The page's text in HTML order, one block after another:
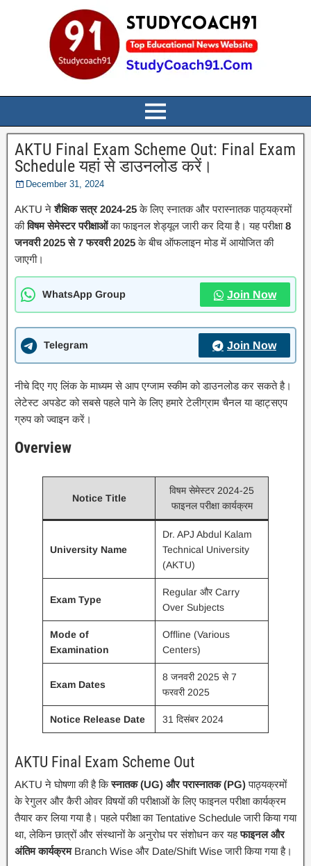
AKTU Final Exam Scheme Out: Final Exam
Schedule यहां से डाउनलोड करें।
December 31, 2024
AKTU नेशैक्षिक सत्र 2024-25के लिए स्नातक और परास्नातक पाठ्यक्रमों
कीविषम सेमेस्टर परीक्षाओंका फाइनल शेड्यूल जारी कर दिया है। यह परीक्षा8
जनवरी 2025 से 7 फरवरी 2025के बीच ऑफलाइन मोड में आयोजित की
जाएगी।
WhatsApp Group Join Now
Telegram Join Now
नीचे दिए गए लिंक के माध्यम से आप एग्जाम स्कीम को डाउनलोड कर सकते है।
लेटेस्ट अपडेट को सबसे पहले पाने के लिए हमारे टेलीग्राम चैनल या व्हाट्सएप
ग्रुप को ज्वाइन करें।
Overview
Notice Title
विषम सेमेस्टर 2024-25
फाइनल परीक्षा कार्यक्रम
University Name
Dr. APJ Abdul Kalam
Technical University
(AKTU)
Exam Type
Regular और Carry
Over Subjects
Mode of
Examination
Offline (Various
Centers)
Exam Dates
8 जनवरी 2025 से 7
फरवरी 2025
Notice Release Date 31 दिसंबर 2024
AKTU Final Exam Scheme Out
AKTU ने घोषणा की है किस्नातक (UG) और परास्नातक (PG)पाठ्यक्रमों
के रेगुलर और कैरी ओवर विषयों की परीक्षाओं के लिए फाइनल परीक्षा कार्यक्रम
तैयार कर लिया गया है। पहले परीक्षा का Tentative Schedule जारी किया गया
था, लेकिन छात्रों और संस्थानों के अनुरोध पर संशोधन कर यहफाइनल और
अंतिम कार्यक्रमBranch Wise और Date/Shift Wise जारी किया गया है।